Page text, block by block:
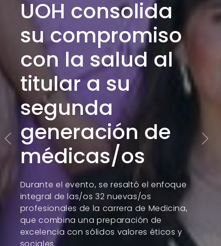
Quinta Jornada
de Jóvenes
Investigadores
en Salud:
promoviendo el
desarrollo
científico
Durante la actividad, en la que
participaron 40 estudiantes de la Escuela
de Salud UOH, se presentaron un total de
12 trabajos en formato póster.